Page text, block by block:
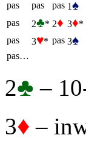
pas
pas pas 1♠
pas 2♣* 2♦ 3♦*
pas
3♥* pas 3♠
pas…
2♣ –
3♦ –